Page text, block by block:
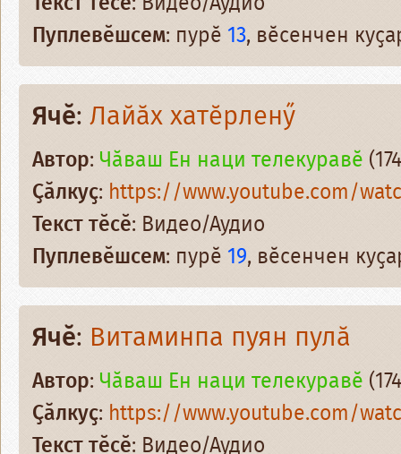
Пуплевӗшсем: пурӗ 13, вӗсенчен
Ячӗ: Лайӑх хатӗрленӳ
Автор:Чӑваш Ен наци телекуравӗ
Ҫӑлкуҫ: https://www.youtube.com/
Текст тӗсӗ: Видео/Аудио
Пуплевӗшсем: пурӗ 19, вӗсенчен
Ячӗ: Витаминпа пуян пулӑ
Автор: Чӑваш Ен наци телекуравӗ
Ҫӑлкуҫ: https://www.youtube.com/
Текст тӗсӗ: Видео/Аудио